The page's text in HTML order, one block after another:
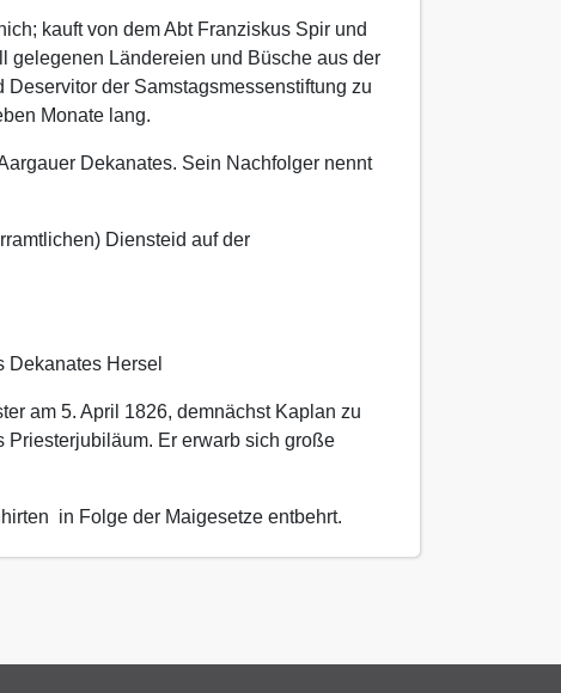
kauft von dem Abt Franziskus Spir und
gelegenen Ländereien und Büsche aus der
der Samstagsmessenstiftung zu
Monate lang.
Dekanates. Sein Nachfolger nennt
Diensteid auf der
Dekanates Hersel
am 5. April 1826, demnächst Kaplan zu
Priesterjubiläum. Er erwarb sich große
in Folge der Maigesetze entbehrt.